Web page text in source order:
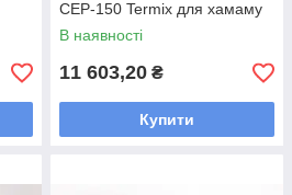
CEP-150 Termix для хамаму
В наявності
11 603,20 ₴
Купити